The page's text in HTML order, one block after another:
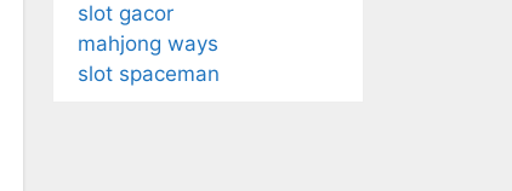
slot gacor
mahjong ways
slot spaceman